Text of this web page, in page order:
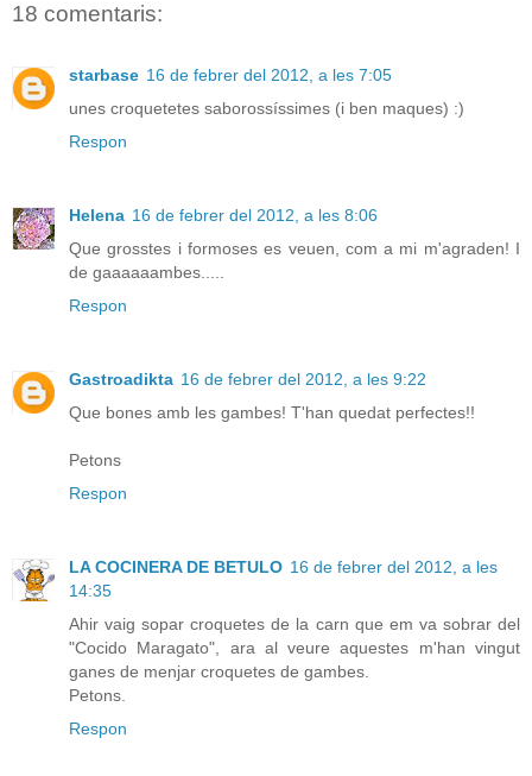
18 comentaris:
starbase 16 de febrer del 2012, a les 7:05
unes croquetetes saborossíssimes (i ben maques) :)
Respon
Helena 16 de febrer del 2012, a les 8:06
Que grosstes i formoses es veuen, com a mi m'agraden! I
de gaaaaaambes.....
Respon
Gastroadikta 16 de febrer del 2012, a les 9:22
Que bones amb les gambes! T'han quedat perfectes!!
Petons
Respon
LA COCINERA DE BETULO 16 de febrer del 2012, a les
14:35
Ahir vaig sopar croquetes de la carn que em va sobrar del
"Cocido Maragato", ara al veure aquestes m'han vingut
ganes de menjar croquetes de gambes.
Petons.
Respon